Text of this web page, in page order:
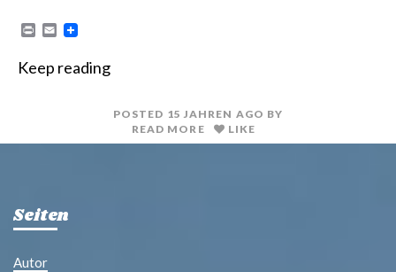
n
E
i
Keep reading
POSTED 15 JAHREN AGO BY
READ MORE
LIKE
Seiten
Autor